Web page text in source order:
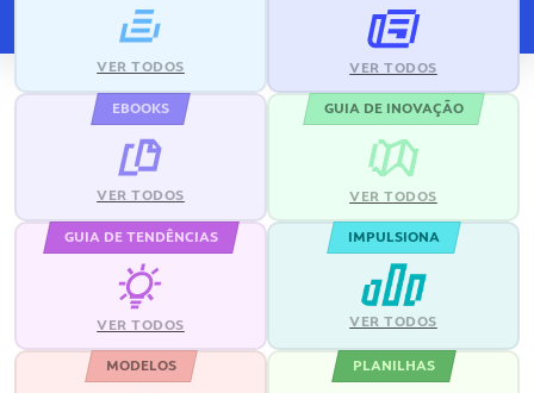
VER TODOS VER TODOS
EBOOKS
VER TODOS
GUIA DE INOVAÇÃO
VER TODOS
GUIA DE TENDÊNCIAS
VER TODOS
IMPULSIONA
VER TODOS
MODELOS PLANILHAS